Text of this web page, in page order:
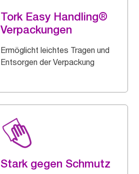
Tork Easy Handling®
Verpackungen
Ermöglicht leichtes Tragen und
Entsorgen der Verpackung
Stark gegen Schmutz